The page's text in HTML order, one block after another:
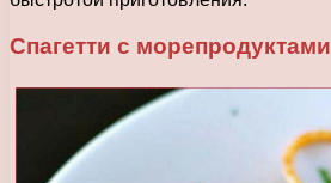
Спагетти с морепродуктами